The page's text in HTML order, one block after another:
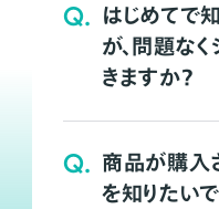
Q. はじめてで
が、問題な
きますか？
Q. 商品が購入
を知りたい